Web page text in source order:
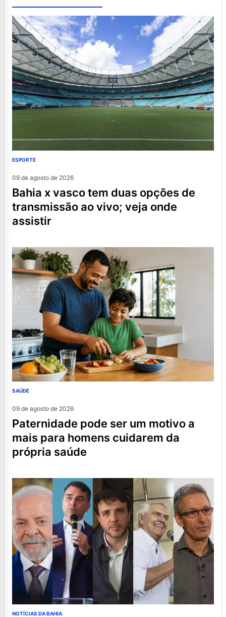
ESPORTE
09 de agosto de 2026
bahia x vasco tem duas opções de
transmissão ao vivo; veja onde
assistir
SAÚDE
09 de agosto de 2026
paternidade pode ser um motivo a
mais para homens cuidarem da
própria saúde
NOTÍCIAS DA BAHIA